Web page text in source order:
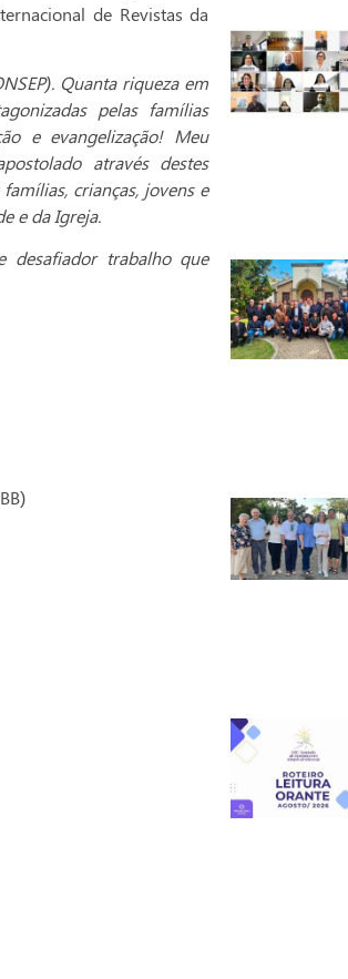
de Revistas da
Quanta riqueza em
pelas famílias
e evangelização! Meu
através destes
crianças, jovens e
e da Igreja.
desafiador trabalho que